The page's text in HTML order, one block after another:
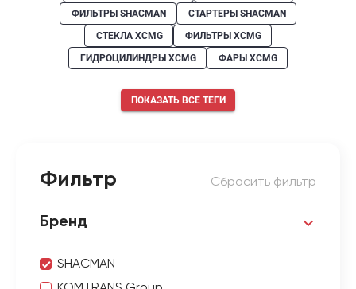
ФИЛЬТРЫ SHACMAN
СТАРТЕРЫ SHACMAN
СТЕКЛА XCMG
ФИЛЬТРЫ XCMG
ГИДРОЦИЛИНДРЫ XCMG
ФАРЫ XCMG
ПОКАЗАТЬ ВСЕ ТЕГИ
Фильтр Сбросить фильтр
Бренд
SHACMAN